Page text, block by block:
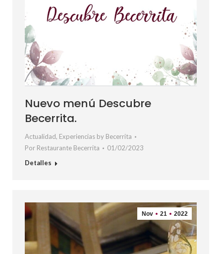
Nuevo menú Descubre
Becerrita.
Actualidad, Experiencias by Becerrita
Por Restaurante Becerrita
01/02/2023
Detalles
Nov 21 2022